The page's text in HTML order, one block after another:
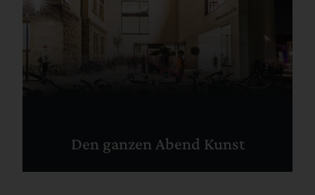
Den ganzen Abend Kunst